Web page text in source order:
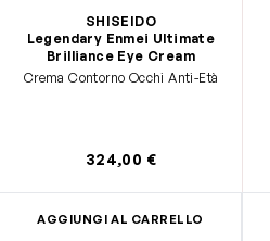
SHISEIDO
Legendary Enmei Ultimate
Brilliance Eye Cream
Crema Contorno Occhi Anti-Età
324,00 €
AGGIUNGI AL CARRELLO